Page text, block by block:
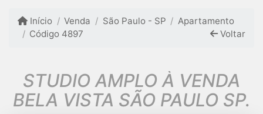
Início Venda São Paulo - SP
Apartamento
Código 4897
Voltar
STUDIO AMPLO À VENDA
BELA VISTA SÃO PAULO SP.